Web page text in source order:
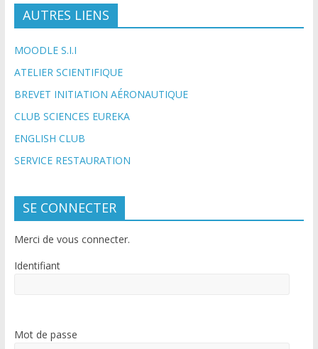
AUTRES LIENS
MOODLE S.I.I
ATELIER SCIENTIFIQUE
BREVET INITIATION AÉRONAUTIQUE
CLUB SCIENCES EUREKA
ENGLISH CLUB
SERVICE RESTAURATION
SE CONNECTER
Merci de vous connecter.
Identifiant
Mot de passe